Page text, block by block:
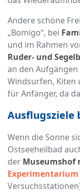
Andere schöne
„Bomigo“, bei
und im Rahmen
Ruder- und
an den
Windsurfen, Kiten
für Anfänger, da
Ausflugsziele
Wenn die Sonne
Ostseeheilbad
der Museumshof
Experimentarium